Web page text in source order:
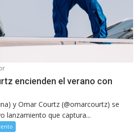
encienden el verano con
y Omar Courtz (@omarcourtz) se
lanzamiento que captura...